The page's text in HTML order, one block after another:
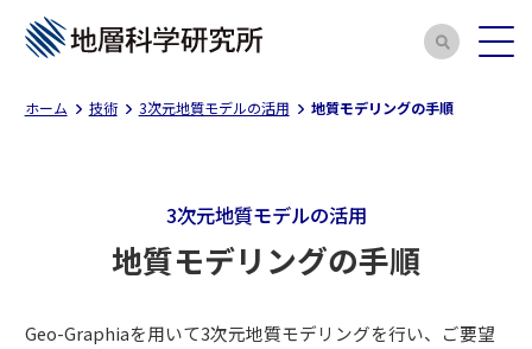
ホーム 技術 3次元地質モデルの活用 地質モデリングの手順
3次元地質モデルの活用
地質モデリングの手順
Geo-Graphiaを用いて3次元地質モデリングを行い、ご要望